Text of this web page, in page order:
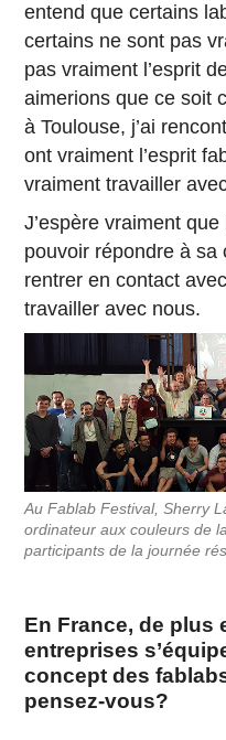
entend que certains
certains ne sont pas
pas vraiment l’esprit
aimerions que ce soit
à Toulouse, j’ai
ont vraiment l’esprit
vraiment travailler
J’espère vraiment
pouvoir répondre à sa
rentrer en contact
travailler avec nous.
Au Fablab Festival, Sherry
ordinateur aux couleurs de
participants de la journée
En France, de plus
entreprises
concept des
pensez-vous?